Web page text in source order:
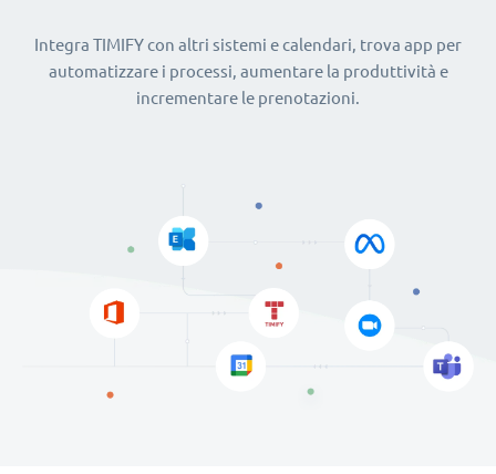
Integra TIMIFY con altri sistemi e calendari, trova app per
automatizzare i processi, aumentare la produttività e
incrementare le prenotazioni.